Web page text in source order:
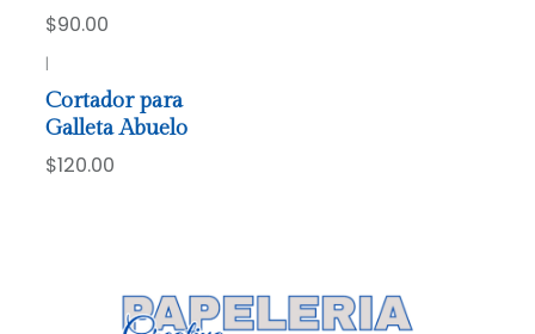
$90.00
|
Cortador para
Galleta Abuelo
$120.00